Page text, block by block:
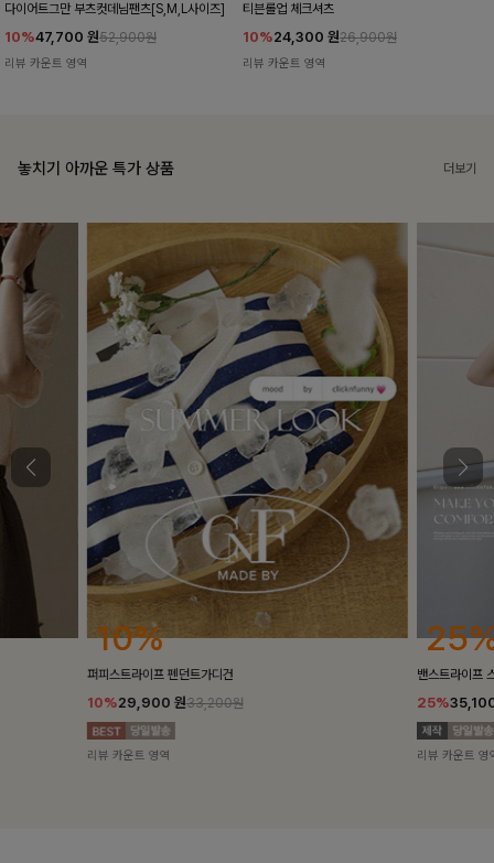
다이어트그만 부츠컷데님팬츠[S,M,L사이즈]
10%47,700 원52,900원
리뷰 카운트 영역
티븐롤업 체크셔츠
10%24,300 원26,900원
리뷰 카운트 영역
놓치기 아까운 특가 상품 더보기
25%
밴스트라이프 스트링원피스
25%35,100 원46,800원
리뷰 카운트 영역
10%
[5천장돌파/
10%
리뷰 카운트 영